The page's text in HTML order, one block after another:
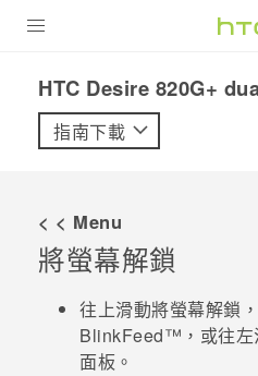
VIVE
配件
優惠專區
HTC Desire 820G+
指南下載
< < Menu
將螢幕解鎖
往上滑動將螢幕解鎖
BlinkFeed™ ，或往
面板。